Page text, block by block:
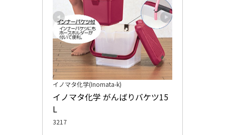
イノマタ化学(Inomata-k)
イノマタ化学 がんばりバケツ15
L
3217